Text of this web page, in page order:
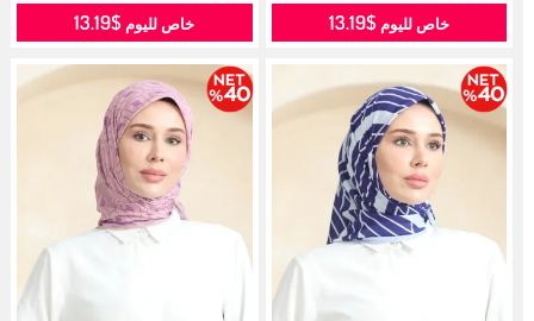
خاص لليوم$13.19 خاص لليوم $13.19